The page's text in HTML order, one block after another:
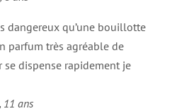
dangereux qu’une bouillotte
parfum très agréable de
dispense rapidement je
11 ans